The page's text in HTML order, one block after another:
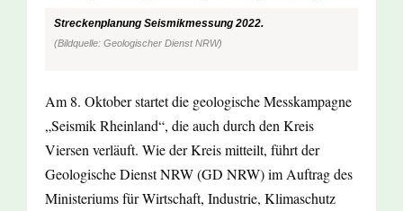
Streckenplanung Seismikmessung 2022.
(Bildquelle: Geologischer Dienst NRW)
Am 8. Oktober startet die geologische Messkampagne
„Seismik Rheinland“, die auch durch den Kreis
Viersen verläuft. Wie der Kreis mitteilt, führt der
Geologische Dienst NRW (GD NRW) im Auftrag des
Ministeriums für Wirtschaft, Industrie, Klimaschutz